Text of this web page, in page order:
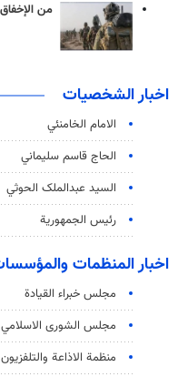
من
اخبار الشخصيات
الامام الخامنئي
الحاج قاسم سليماني
السید عبدالملک الحوثي
رئيس الجمهورية
اخبار المنظمات
مجلس خبراء القيادة
مجلس الشورى الاسلامي
منظمة الاذاعة والتلفزیون